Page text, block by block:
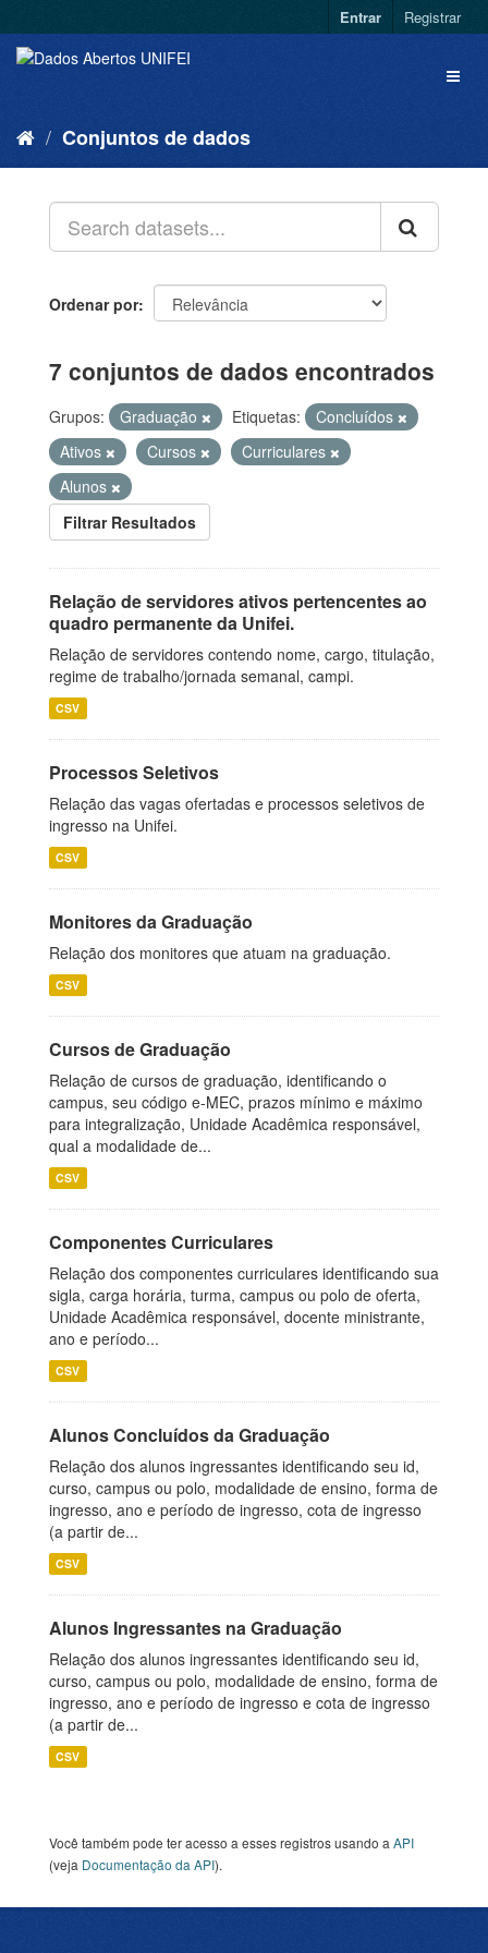
Entrar Registrar
Conjuntos de dados
Ordenar por
7 conjuntos de dados encontrados
Grupos: Graduação Etiquetas:
Concluídos
Ativos
Cursos
Curriculares
Alunos
Filtrar Resultados
Relação de servidores ativos pertencentes ao
quadro permanente da Unifei.
Relação de servidores contendo nome, cargo, titulação,
regime de trabalho/jornada semanal, campi.
CSV
Processos Seletivos
Relação das vagas ofertadas e processos seletivos de
ingresso na Unifei.
CSV
Monitores da Graduação
Relação dos monitores que atuam na graduação.
CSV
Cursos de Graduação
Relação de cursos de graduação, identificando o
campus, seu código e-MEC, prazos mínimo e máximo
para integralização, Unidade Acadêmica responsável,
qual a modalidade de...
CSV
Componentes Curriculares
Relação dos componentes curriculares identificando sua
sigla, carga horária, turma, campus ou polo de oferta,
Unidade Acadêmica responsável, docente ministrante,
ano e período...
CSV
Alunos Concluídos da Graduação
Relação dos alunos ingressantes identificando seu id,
curso, campus ou polo, modalidade de ensino, forma de
ingresso, ano e período de ingresso, cota de ingresso
(a partir de...
CSV
Alunos Ingressantes na Graduação
Relação dos alunos ingressantes identificando seu id,
curso, campus ou polo, modalidade de ensino, forma de
ingresso, ano e período de ingresso e cota de ingresso
(a partir de...
CSV
Você também pode ter acesso a esses registros usando a API
(veja Documentação da API).